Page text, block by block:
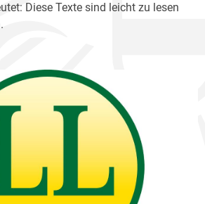
Diese Texte sind leicht zu lesen